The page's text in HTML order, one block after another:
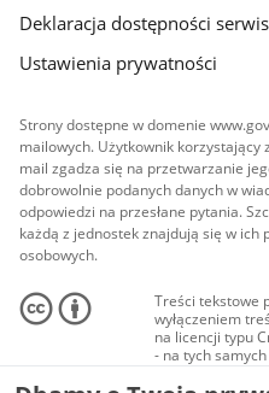
Deklaracja dostępności
Ustawienia prywatności
Strony dostępne w domenie
mailowych. Użytkownik
mail zgadza się na przetwarzanie
dobrowolnie podanych danych w
odpowiedzi na przesłane pytania.
każdą z jednostek znajdują się w
osobowych.
Treści tekstowe
wyłączeniem
na licencji typu
- na tych
Materiały